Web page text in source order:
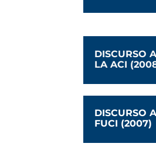
DISCURSO
LA ACI
DISCURSO
FUCI (2007)